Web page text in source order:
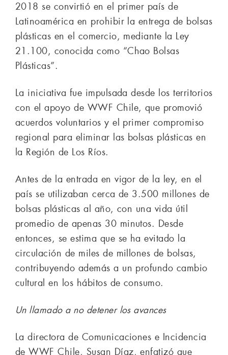
2018 se convirtió en el primer país de
Latinoamérica en prohibir la entrega de bolsas
plásticas en el comercio, mediante la Ley
21.100, conocida como “Chao Bolsas
Plásticas”.
La iniciativa fue impulsada desde los territorios
con el apoyo de WWF Chile, que promovió
acuerdos voluntarios y el primer compromiso
regional para eliminar las bolsas plásticas en
la Región de Los Ríos.
Antes de la entrada en vigor de la ley, en el
país se utilizaban cerca de 3.500 millones de
bolsas plásticas al año, con una vida útil
promedio de apenas 30 minutos. Desde
entonces, se estima que se ha evitado la
circulación de miles de millones de bolsas,
contribuyendo además a un profundo cambio
cultural en los hábitos de consumo.
Un llamado a no detener los avances
La directora de Comunicaciones e Incidencia
de WWF Chile, Susan Díaz, enfatizó que